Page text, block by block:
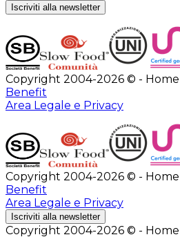
Iscriviti alla newsletter
Copyright 2004-2026 © - Home
Benefit
Area Legale e Privacy
Copyright 2004-2026 © - Home
Benefit
Area Legale e Privacy
Iscriviti alla newsletter
Copyright 2004-2026 © - Home